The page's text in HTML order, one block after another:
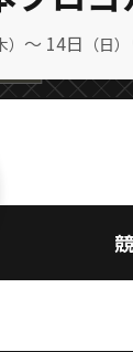
） 〜 14日 （日）
のプ